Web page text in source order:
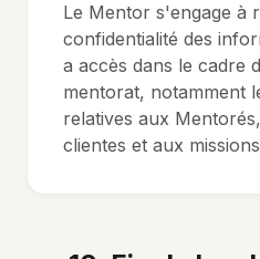
Le Mentor s'engage à
confidentialité des
a accès dans le cadre
mentorat, notamment
relatives aux
clientes et aux